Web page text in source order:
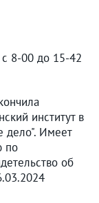
8-00 до 15-42
институт в
дело". Имеет
по
об